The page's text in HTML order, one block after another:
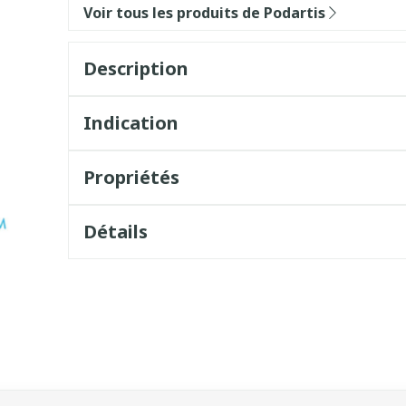
Voir tous les produits de Podartis
Description
Indication
Propriétés
Détails